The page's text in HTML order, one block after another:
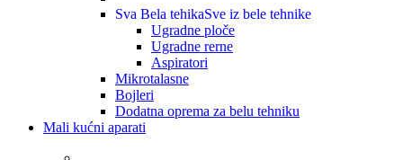
Sva Bela tehikaSve iz bele tehnike
Ugradne ploče
Ugradne rerne
Aspiratori
Mikrotalasne
Bojleri
Dodatna oprema za belu tehniku
Mali kućni aparati